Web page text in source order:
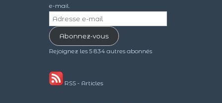
e-mail.
Adresse
e-
mailAbonnez-vous
Rejoignez les 5 834 autres abonnés
RSS - Articles